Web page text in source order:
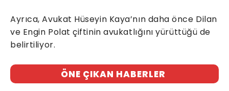
Ayrıca, Avukat Hüseyin Kaya’nın daha önce Dilan
ve Engin Polat çiftinin avukatlığını yürüttüğü de
belirtiliyor.
ÖNE ÇIKAN HABERLER